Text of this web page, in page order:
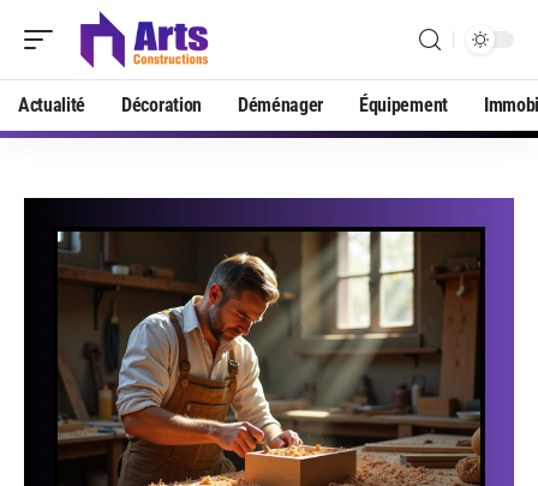
Actualité Décoration Déménager Équipement